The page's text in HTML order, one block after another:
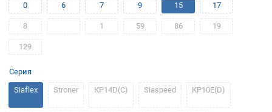
0
6 7 9 15 17
8 1 59 86 19
129
Серия
Siaflex
Stroner КР14D(С) Siaspeed КР10Е(D)